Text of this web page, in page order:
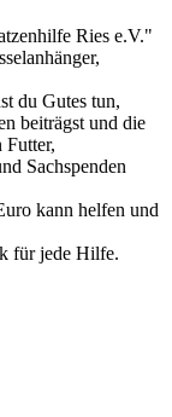
Ries e.V."
du Gutes tun,
beiträgst und die
Futter,
Sachspenden
kann helfen und
für jede Hilfe.